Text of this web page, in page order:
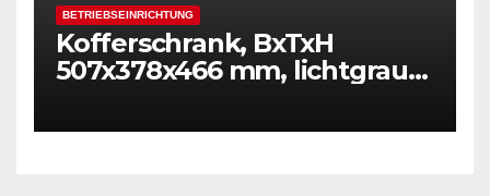
BETRIEBSEINRICHTUNG
Kofferschrank, BxTxH
507x378x466 mm, lichtgrau